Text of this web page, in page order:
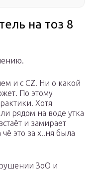
на тоз 8
и с СZ. Ни о какой
По этому
Хотя
рядом на воде утка
и замирает
это за х..ня была
ЗоО и